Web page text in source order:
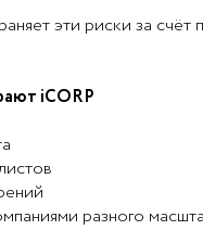
эти риски за счёт
iCORP
разного